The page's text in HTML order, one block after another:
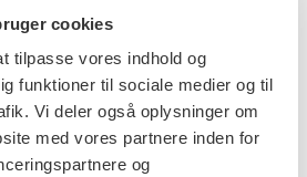
cookies
tilpasse vores indhold og
funktioner til sociale medier og til
Vi deler også oplysninger om
med vores partnere inden for
og
i Aarhus